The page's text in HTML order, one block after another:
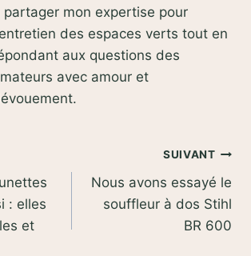
partager mon expertise pour
des espaces verts tout en
aux questions des
avec amour et
: elles
et
SUIVANT
Nous avons essayé le
souffleur à dos Stihl
BR 600